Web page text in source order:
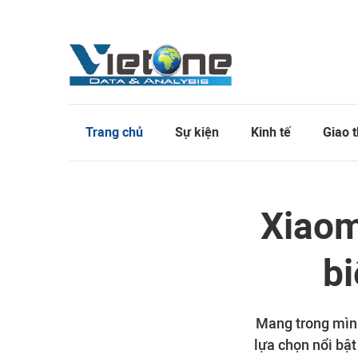
Trang chủ Sự kiện Kinh tế Giao
Mang trong
lựa chọn nổi